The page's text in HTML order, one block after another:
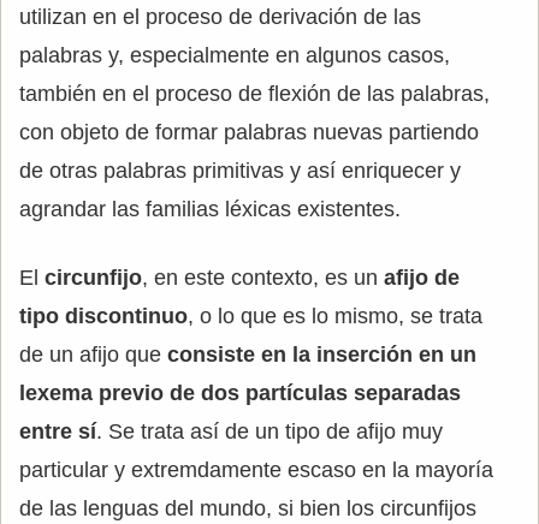
utilizan en el proceso de derivación de las
palabras y, especialmente en algunos casos,
también en el proceso de flexión de las palabras,
con objeto de formar palabras nuevas partiendo
de otras palabras primitivas y así enriquecer y
agrandar las familias léxicas existentes.
El circunfijo, en este contexto, es un afijo de
tipo discontinuo, o lo que es lo mismo, se trata
de un afijo que consiste en la inserción en un
lexema previo de dos partículas separadas
entre sí. Se trata así de un tipo de afijo muy
particular y extremdamente escaso en la mayoría
de las lenguas del mundo, si bien los circunfijos